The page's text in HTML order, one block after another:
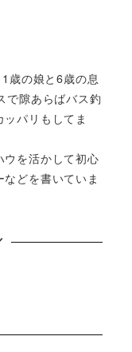
歳の娘と6歳の息
で隙あらばバス釣
パリもしてま
を活かして初心
どを書いていま